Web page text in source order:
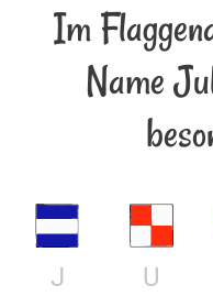
Im
Name
J U